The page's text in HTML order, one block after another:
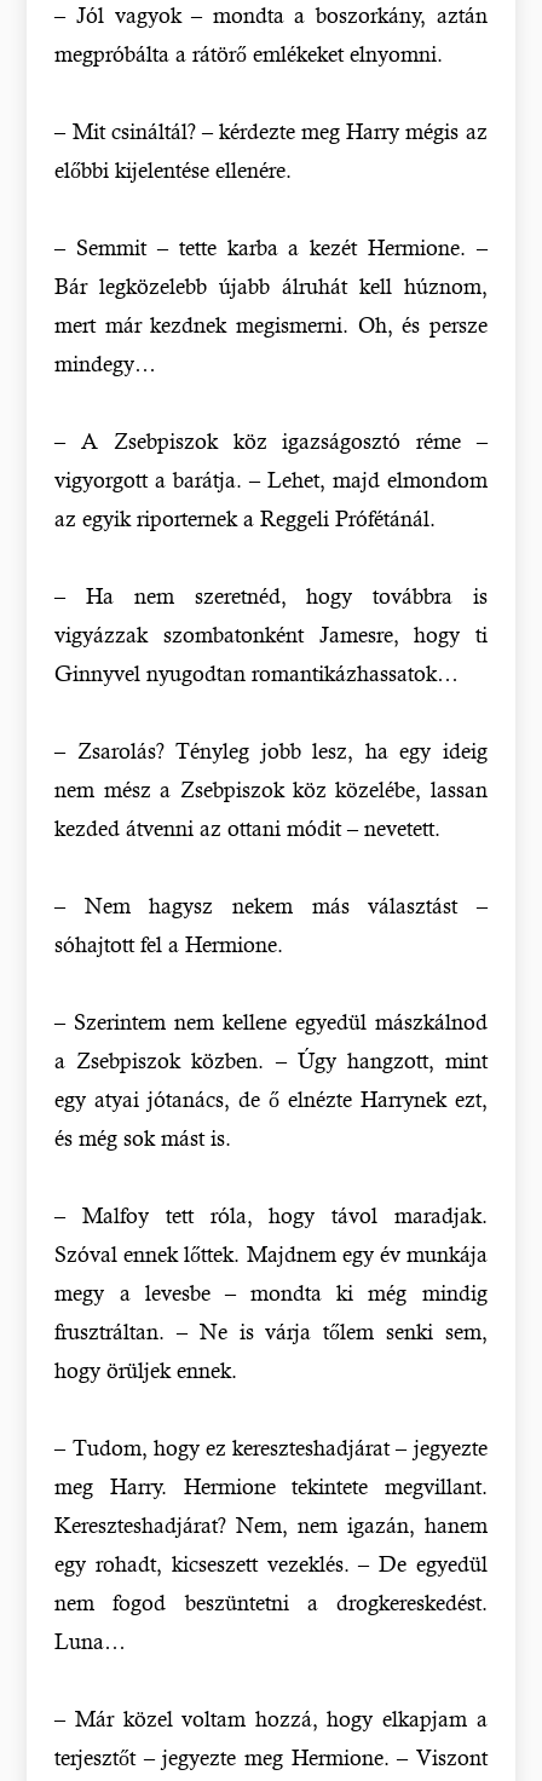
– Jól vagyok – mondta a boszorkány, aztán
megpróbálta a rátörő emlékeket elnyomni.
– Mit csináltál? – kérdezte meg Harry mégis az
előbbi kijelentése ellenére.
– Semmit – tette karba a kezét Hermione. –
Bár legközelebb újabb álruhát kell húznom,
mert már kezdnek megismerni. Oh, és persze
mindegy…
– A Zsebpiszok köz igazságosztó réme –
vigyorgott a barátja. – Lehet, majd elmondom
az egyik riporternek a Reggeli Prófétánál.
– Ha nem szeretnéd, hogy továbbra is
vigyázzak szombatonként Jamesre, hogy ti
Ginnyvel nyugodtan romantikázhassatok…
– Zsarolás? Tényleg jobb lesz, ha egy ideig
nem mész a Zsebpiszok köz közelébe, lassan
kezded átvenni az ottani módit – nevetett.
– Nem hagysz nekem más választást –
sóhajtott fel a Hermione.
– Szerintem nem kellene egyedül mászkálnod
a Zsebpiszok közben. – Úgy hangzott, mint
egy atyai jótanács, de ő elnézte Harrynek ezt,
és még sok mást is.
– Malfoy tett róla, hogy távol maradjak.
Szóval ennek lőttek. Majdnem egy év munkája
megy a levesbe – mondta ki még mindig
frusztráltan. – Ne is várja tőlem senki sem,
hogy örüljek ennek.
– Tudom, hogy ez kereszteshadjárat – jegyezte
meg Harry. Hermione tekintete megvillant.
Kereszteshadjárat? Nem, nem igazán, hanem
egy rohadt, kicseszett vezeklés. – De egyedül
nem fogod beszüntetni a drogkereskedést.
Luna…
– Már közel voltam hozzá, hogy elkapjam a
terjesztőt – jegyezte meg Hermione. – Viszont